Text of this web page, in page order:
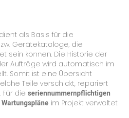
als Basis für die
Gerätekataloge, die
sein können. Die Historie der
Aufträge wird automatisch im
Somit ist eine Übersicht
Teile verschickt, repariert
Für dieseriennummernpflichtigen
Wartungspläne im Projekt verwaltet